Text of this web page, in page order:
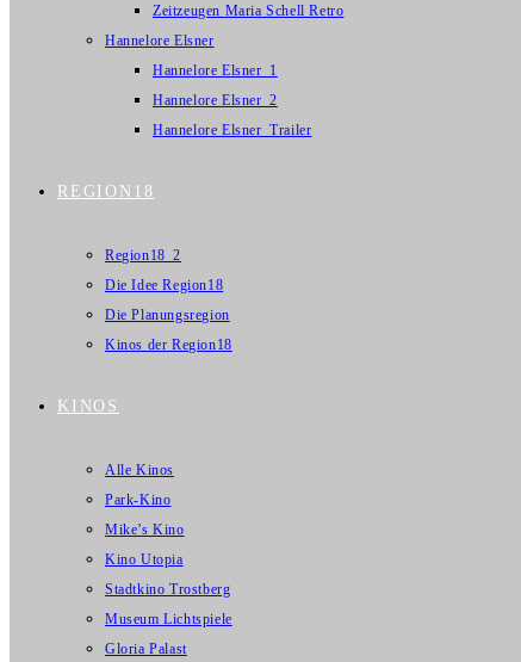
Zeitzeugen Maria Schell Retro
Hannelore Elsner
Hannelore Elsner_1
Hannelore Elsner_2
Hannelore Elsner_Trailer
REGION18
Region18_2
Die Idee Region18
Die Planungsregion
Kinos der Region18
KINOS
Alle Kinos
Park-Kino
Mike’s Kino
Kino Utopia
Stadtkino Trostberg
Museum Lichtspiele
Gloria Palast